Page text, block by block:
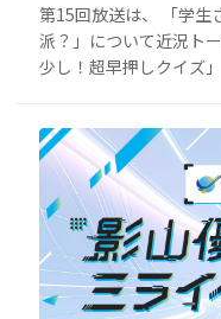
第15回放送は、 「学生
派？」について近況ト
少し！超早押しクイズ